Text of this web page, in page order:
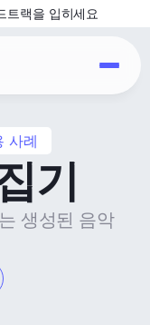
사례
기
생성된 음악
랙을 입히세요